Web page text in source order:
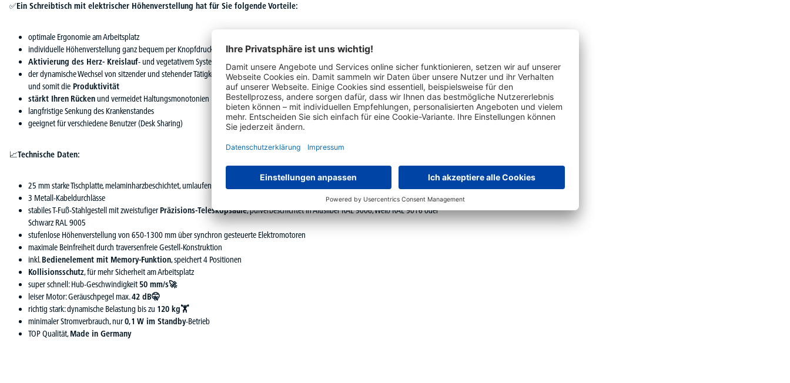
✅Ein Schreibtisch mit elektrischer Höhenverstellung hat für Sie folgende Vorteile:
optimale Ergonomie am Arbeitsplatz
individuelle Höhenverstellung ganz bequem per Knopfdruck
Aktivierung des Herz- Kreislauf- und vegetativem System
der dynamische Wechsel von sitzender und stehender Tätigkeit
steigert das Wohlbefinden , erhöht die geistigeLeistungsfähigkeit
und somit die Produktivität
stärkt Ihren Rückenund vermeidet Haltungsmonotonien
langfristige Senkung des Krankenstandes
geeignet für verschiedene Benutzer (Desk Sharing)
📈Technische Daten:
25 mm starke Tischplatte, melaminharzbeschichtet, umlaufend mit 3 mm starkem Kunststoff-Umleimer
3 Metall-Kabeldurchlässe
stabiles T-Fuß-Stahlgestell mit zweistufiger Präzisions-Teleskopsäule, pulverbeschichtet in Alusilber RAL 9006, Weiß RAL 9016 oder
Schwarz RAL 9005
stufenlose Höhenverstellung von 650-1300 mm über synchron gesteuerte Elektromotoren
maximale Beinfreiheit durch traversenfreie Gestell-Konstruktion
inkl.Bedienelement mit Memory-Funktion, speichert 4 Positionen
Kollisionsschutz, für mehr Sicherheit am Arbeitsplatz
super schnell: Hub-Geschwindigkeit 50 mm/s🚀
leiser Motor: Geräuschpegel max.42 dB🤫
richtig stark: dynamische Belastung bis zu 120 kg🏋
minimaler Stromverbrauch, nur0,1 W im Standby-Betrieb
TOP Qualität,Made in Germany